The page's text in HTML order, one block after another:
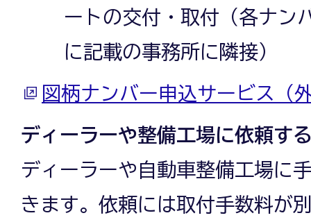
ートの交付・取付（各ナン
に記載の事務所に隣接）
図柄ナンバー申込サービス（
ディーラーや整備工場に依頼す
ディーラーや自動車整備工場に
きます。依頼には取付手数料が